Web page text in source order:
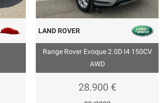
LAND ROVER
Range Rover Evoque 2.0D I4 150CV
AWD
28.900 €